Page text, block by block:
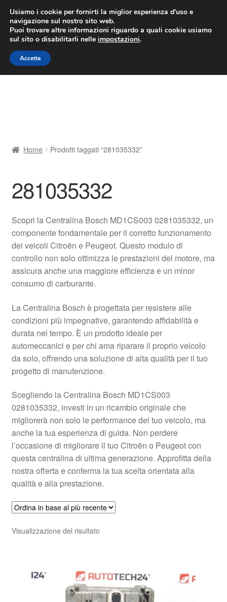
CONSEGNA da 7 EUR
Lun-Ven 9:00 - 16:00/800 580 290
Vai
alla
navigazione
Vai
al
contenuto
Contatto
Il mio account
Pagamenti
Politica sulla riservatezza
Registratore di cassa
Rimostranza
Spedizione in tutto il mondo
Termini e condizioni
Home Prodotti taggati “281035332”
281035332
Scopri la Centralina Bosch MD1CS003 0281035332, un
componente fondamentale per il corretto funzionamento
dei veicoli Citroën e Peugeot. Questo modulo di
controllo non solo ottimizza le prestazioni del motore, ma
assicura anche una maggiore efficienza e un minor
consumo di carburante.
La Centralina Bosch è progettata per resistere alle
condizioni più impegnative, garantendo affidabilità e
durata nel tempo. È un prodotto ideale per
automeccanici e per chi ama riparare il proprio veicolo
da solo, offrendo una soluzione di alta qualità per il tuo
progetto di manutenzione.
Scegliendo la Centralina Bosch MD1CS003
0281035332, investi in un ricambio originale che
migliorerà non solo le performance del tuo veicolo, ma
anche la tua esperienza di guida. Non perdere
l’occasione di migliorare il tuo Citroën o Peugeot con
questa centralina di ultima generazione. Approfitta della
nostra offerta e conferma la tua scelta orientata alla
qualità e alla prestazione.
Visualizzazione del risultato
Usiamo i cookie per fornirti la miglior esperienza d'uso e
navigazione sul nostro sito web.
Puoi trovare altre informazioni riguardo a quali cookie usiamo
sul sito o disabilitarli nelle impostazioni.
Accetta